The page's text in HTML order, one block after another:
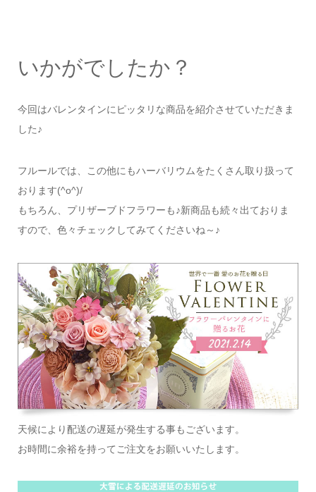
いかがでしたか？
今回はバレンタインにピッタリな商品を紹介させていただきま
した♪
フルールでは、この他にもハーバリウムをたくさん取り扱って
おります(^o^)/
もちろん、プリザーブドフラワーも♪新商品も続々出ておりま
すので、色々チェックしてみてくださいね～♪
天候により配送の遅延が発生する事もございます。
お時間に余裕を持ってご注文をお願いいたします。